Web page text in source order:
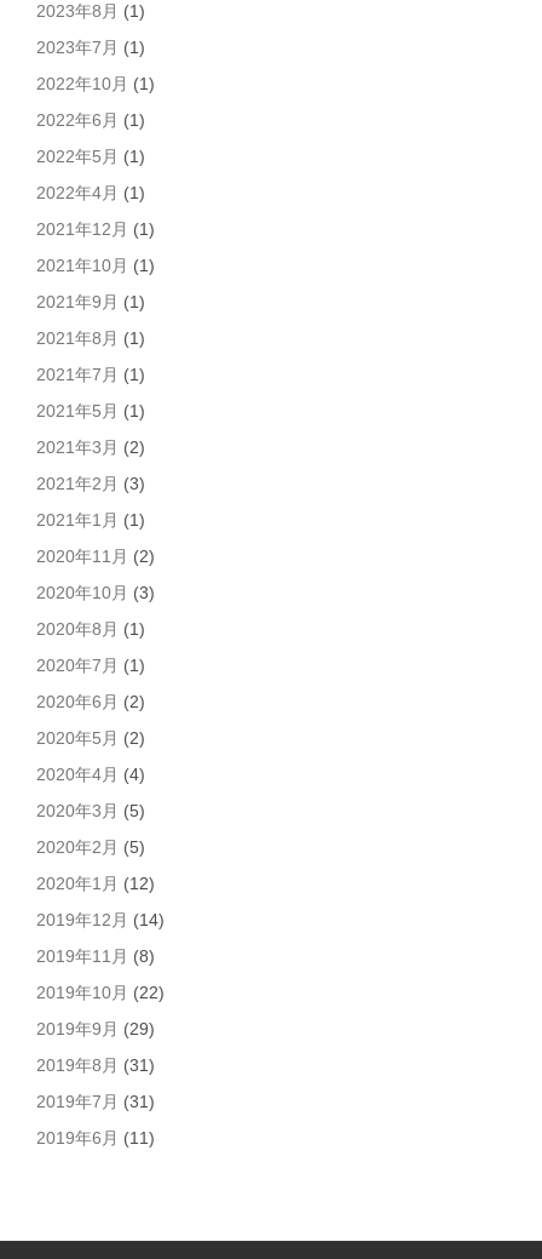
2023年8月 (1)
2023年7月 (1)
2022年10月 (1)
2022年6月 (1)
2022年5月 (1)
2022年4月 (1)
2021年12月 (1)
2021年10月 (1)
2021年9月 (1)
2021年8月 (1)
2021年7月 (1)
2021年5月 (1)
2021年3月 (2)
2021年2月 (3)
2021年1月 (1)
2020年11月 (2)
2020年10月 (3)
2020年8月 (1)
2020年7月 (1)
2020年6月 (2)
2020年5月 (2)
2020年4月 (4)
2020年3月 (5)
2020年2月 (5)
2020年1月 (12)
2019年12月 (14)
2019年11月 (8)
2019年10月 (22)
2019年9月 (29)
2019年8月 (31)
2019年7月 (31)
2019年6月 (11)